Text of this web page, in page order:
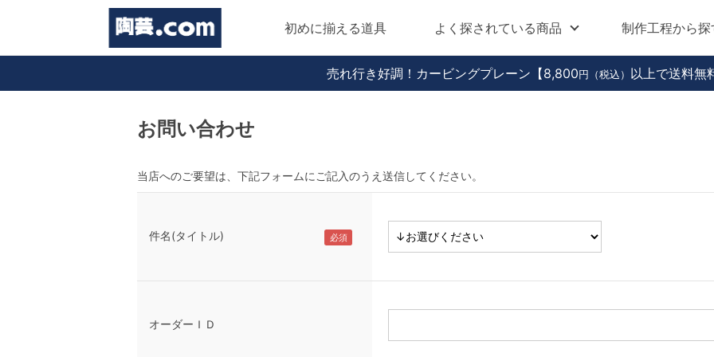
初めに揃える道具 よく探されている商品 制作工程から探
売れ行き好調！カービングプレーン 【8,800 円（税込） 以上で送料無
お問い合わせ
当店へのご要望は、下記フォームにご記入のうえ送信してください。
件名(タイトル)
オーダーＩＤ